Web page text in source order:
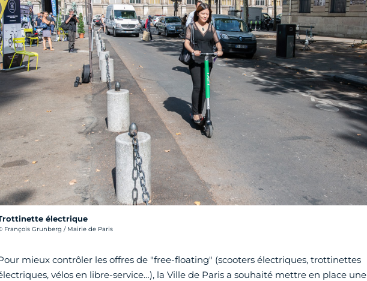
électrique
photo :
François Grunberg / Mairie de Paris
mieux contrôler les offres de "free-floating" (scooters électriques, trottinettes
vélos en libre-service…), la Ville de Paris a souhaité mettre en place une